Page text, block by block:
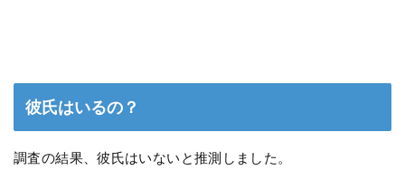
彼氏はいるの？
調査の結果、彼氏はいないと推測しました。